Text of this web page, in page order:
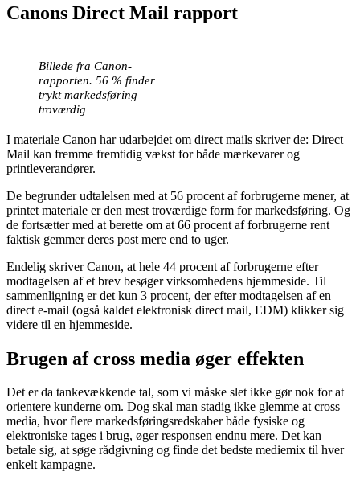
Canons Direct Mail rapport
Billede fra Canon-
rapporten. 56 % finder
trykt markedsføring
troværdig
I materiale Canon har udarbejdet om direct mails skriver de: Direct
Mail kan fremme fremtidig vækst for både mærkevarer og
printleverandører.
De begrunder udtalelsen med at 56 procent af forbrugerne mener, at
printet materiale er den mest troværdige form for markedsføring. Og
de fortsætter med at berette om at 66 procent af forbrugerne rent
faktisk gemmer deres post mere end to uger.
Endelig skriver Canon, at hele 44 procent af forbrugerne efter
modtagelsen af et brev besøger virksomhedens hjemmeside. Til
sammenligning er det kun 3 procent, der efter modtagelsen af en
direct e-mail (også kaldet elektronisk direct mail, EDM) klikker sig
videre til en hjemmeside.
Brugen af cross media øger effekten
Det er da tankevækkende tal, som vi måske slet ikke gør nok for at
orientere kunderne om. Dog skal man stadig ikke glemme at cross
media, hvor flere markedsføringsredskaber både fysiske og
elektroniske tages i brug, øger responsen endnu mere. Det kan
betale sig, at søge rådgivning og finde det bedste mediemix til hver
enkelt kampagne.